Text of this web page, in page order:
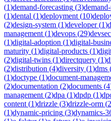
(1)demand-forecasting (3)
(1)dental (1)deployment (10)
(2)design-system (1)developer(1)
management (1)devops (29)
(1)digital-adoption (1)digital-
maturity (1)digital-products (1)
(2)digital-twins (1)directquery (1)
(2)distribution (4)diversity (1)dms
(1)doctype (1)document-
(2)documentation (2)documents (4
management (2)dpa (1)dpdp (1)
content (1)drizzle (3)drizzle-orm (2
(1)dynamic-pricing (3)dynamics-